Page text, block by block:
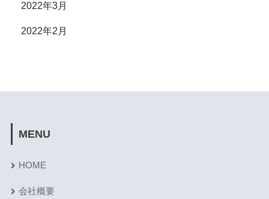
2022年3月
2022年2月
MENU
HOME
会社概要